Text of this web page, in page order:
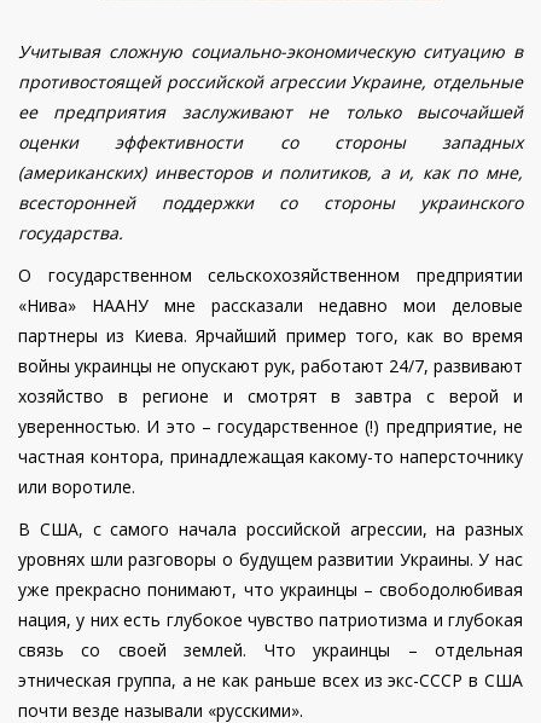
Учитывая сложную социально-экономическую ситуацию в
противостоящей российской агрессии Украине, отдельные
ее предприятия заслуживают не только высочайшей
оценки эффективности со стороны западных
(американских) инвесторов и политиков, а и, как по мне,
всесторонней поддержки со стороны украинского
государства.
О государственном сельскохозяйственном предприятии
«Нива» НААНУ мне рассказали недавно мои деловые
партнеры из Киева. Ярчайший пример того, как во время
войны украинцы не опускают рук, работают 24/7, развивают
хозяйство в регионе и смотрят в завтра с верой и
уверенностью. И это – государственное (!) предприятие, не
частная контора, принадлежащая какому-то наперсточнику
или воротиле.
В США, с самого начала российской агрессии, на разных
уровнях шли разговоры о будущем развитии Украины. У нас
уже прекрасно понимают, что украинцы – свободолюбивая
нация, у них есть глубокое чувство патриотизма и глубокая
связь со своей землей. Что украинцы – отдельная
этническая группа, а не как раньше всех из экс-СССР в США
почти везде называли «русскими».